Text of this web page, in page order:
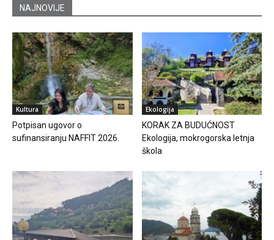
NAJNOVIJE
Kultura
Potpisan ugovor o
sufinansiranju NAFFIT 2026.
Ekologija
KORAK ZA BUDUĆNOST
Ekologija, mokrogorska letnja
škola